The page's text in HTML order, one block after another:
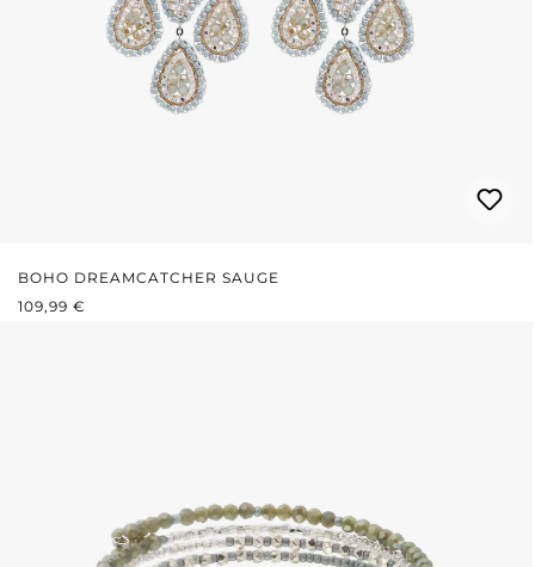
BOHO DREAMCATCHER SAUGE
PRIX RÉGULIER :
109,99 €